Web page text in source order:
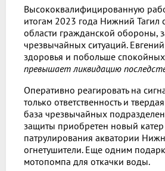
Высококвалифицированную
итогам 2023 года Нижний Тагил
области гражданской обороны,
чрезвычайных ситуаций.
здоровья и побольше
превышает ликвидацию
Оперативно реагировать на
только ответственность и
база чрезвычайных
защиты приобретен новый
патрулирования акватории
огнетушители. Еще одним
мотопомпа для откачки воды.